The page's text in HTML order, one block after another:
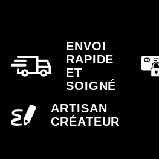
ENVOI
RAPIDE
ET
SOIGNÉ
ARTISAN
CRÉATEUR